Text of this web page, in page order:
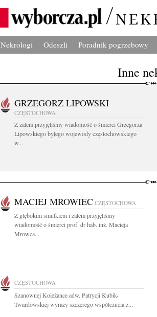
Nekrologi Odeszli Poradnik pogrzebowy
Inne
GRZEGORZ LIPOWSKI
CZĘSTOCHOWA
Z żalem przyjęliśmy wiadomość o śmierci Grzegorza
Lipowskiego byłego wojewody częstochowskiego
w...
MACIEJ MROWIEC CZĘSTOCHOWA
Z głębokim smutkiem i żalem przyjęliśmy
wiadomość o śmierci prof. dr hab. inż. Macieja
Mrowca...
CZĘSTOCHOWA
Szanownej Koleżance adw. Patrycji Kubik-
Twardowskiej wyrazy szczerego współczucia z...